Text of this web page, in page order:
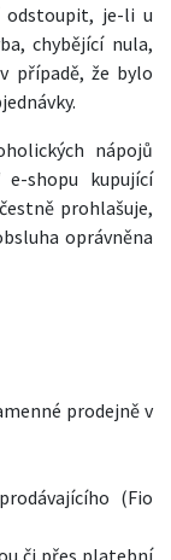
odstoupit, je-li u
chybějící nula,
případě, že bylo
nápojů
shopu kupující
prohlašuje,
oprávněna
prodejně v
(Fio